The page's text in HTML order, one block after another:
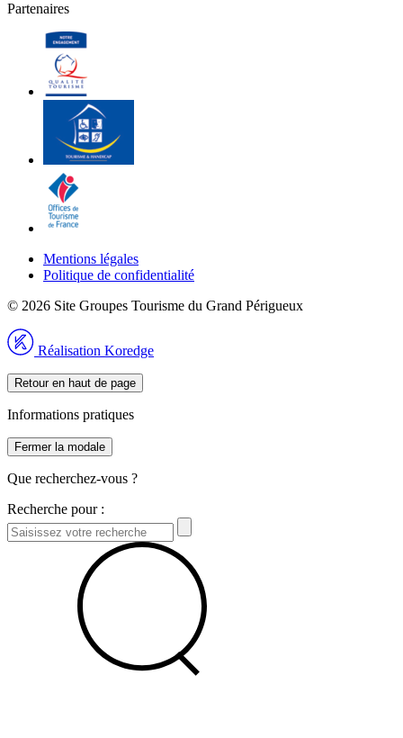
Partenaires
Mentions légales
Politique de confidentialité
© 2026 Site Groupes Tourisme du Grand Périgueux
Réalisation Koredge
Retour en haut de page
Informations pratiques
Fermer la modale
Que recherchez-vous ?
Recherche pour :